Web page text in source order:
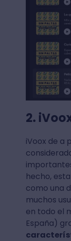
2.
iVoox de a
hecho,
como una
muchos
en todo el
España)